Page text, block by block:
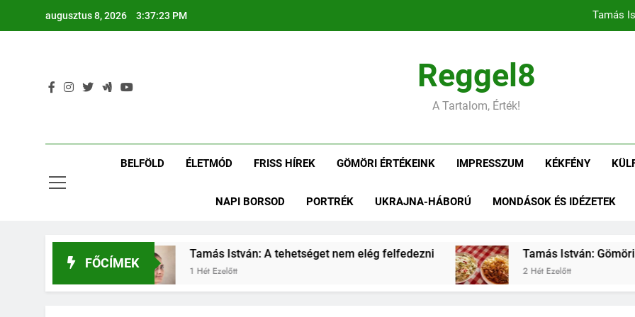
augusztus 8, 2026 3:37:24 PM Tamás
Tamás István: Negyedszázad az
Tamás István: Gömöri
Tamás István: Negyedszázad az
Reggel8
A Tartalom, Érték!
BELFÖLD ÉLETMÓD FRISS HÍREK GÖMÖRI ÉRTÉKEINK IMPRESSZUM KÉKFÉNY
NAPI BORSOD PORTRÉK UKRAJNA-HÁBORÚ MONDÁSOK ÉS IDÉZETEK
FŐCÍMEK
Tamás István: A tehetséget nem elég felfedezni
1 Hét Ezelőtt
Tamás István: Gömöri ízek –
2 Hét Ezelőtt